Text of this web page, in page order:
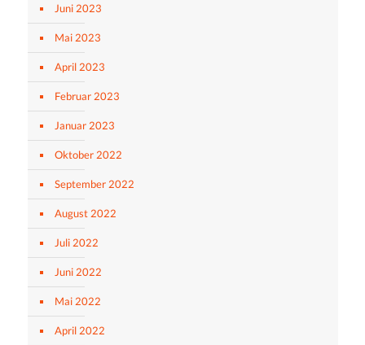
Juni 2023
Mai 2023
April 2023
Februar 2023
Januar 2023
Oktober 2022
September 2022
August 2022
Juli 2022
Juni 2022
Mai 2022
April 2022